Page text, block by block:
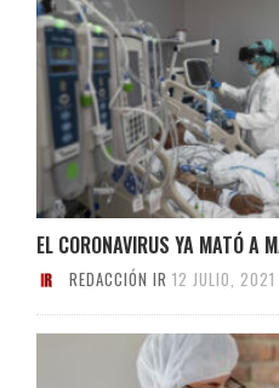
EL CORONAVIRUS YA MATÓ A
REDACCIÓN IR 12 JULIO, 2021